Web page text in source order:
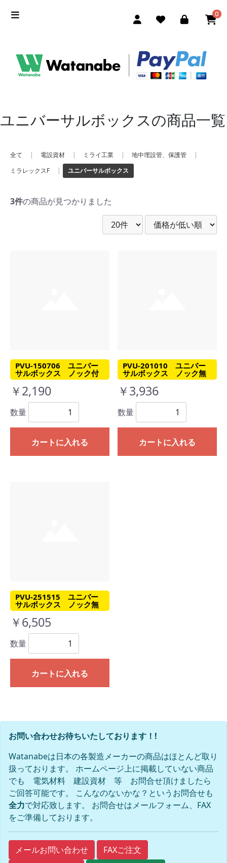
0
ユニバーサルボックスの商品一覧
全て | 電設資材 | ミライ工業 | 地中埋設管、保護管
|
ミラレックスF
| ユニバーサルボックス
3件の商品が見つかりました
PVU-150706 ユニバー
サルボックス ノック付
￥2,190
数量
カートに入れる
PVU-201010 ユニバー
サルボックス ノック無
￥3,936
数量
カートに入れる
PVU-251515 ユニバー
サルボックス ノック無
￥6,505
数量
カートに入れる
お問い合わせお待ちいたしております！!
Watanabeは日本の各製造メーカーの商品はほとんど取り
扱っております。 ホームページ上に掲載していない商品
でも 電気材料 建設資材 等 お問合せ頂けましたら
ご回答可能です。 こんなのないかな？というお問合せも
全力で対応致します。 お問合せはメールフォーム、FAX
をご準備しております。
メールお問い合わせ
FAXご注文